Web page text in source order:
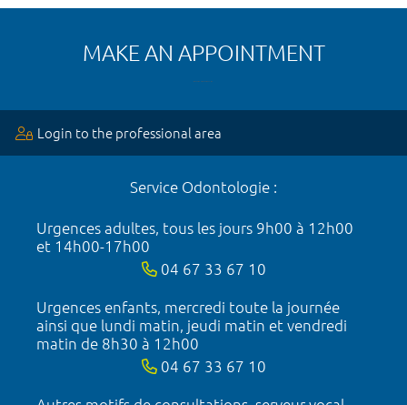
MAKE AN APPOINTMENT
Login to the professional area
Service Odontologie :
Urgences adultes, tous les jours 9h00 à 12h00
et 14h00-17h00
04 67 33 67 10
Urgences enfants, mercredi toute la journée
ainsi que lundi matin, jeudi matin et vendredi
matin de 8h30 à 12h00
04 67 33 67 10